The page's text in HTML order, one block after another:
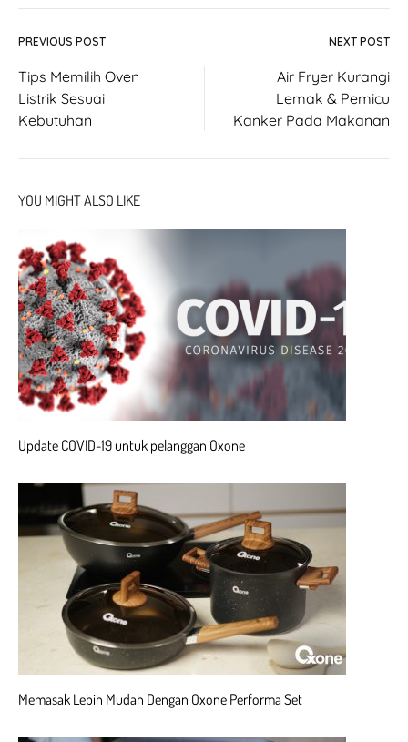
PREVIOUS POST NEXT POST
Tips Memilih Oven
Listrik Sesuai
Kebutuhan
Air Fryer Kurangi
Lemak & Pemicu
Kanker Pada Makanan
YOU MIGHT ALSO LIKE
Update COVID-19 untuk pelanggan Oxone
Memasak Lebih Mudah Dengan Oxone Performa Set